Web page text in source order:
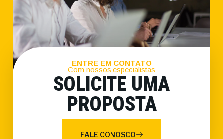
ENTRE EM CONTATO
Com nossos especialistas
SOLICITE UMA
PROPOSTA
FALE CONOSCO